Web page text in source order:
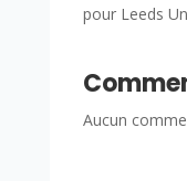
pour Leeds
Aucun